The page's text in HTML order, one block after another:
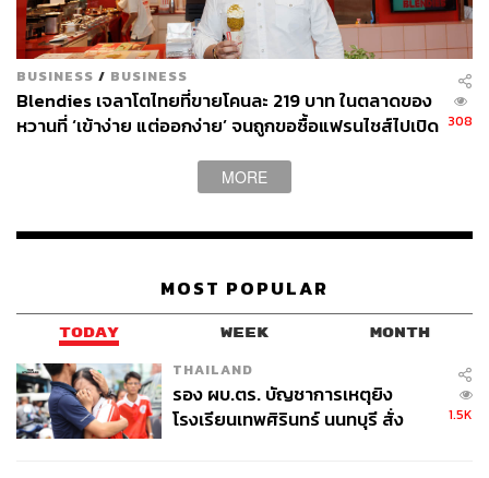
BUSINESS / BUSINESS
Blendies เจลาโตไทยที่ขายโคนละ 219 บาท ในตลาดของ
หวานที่ ‘เข้าง่าย แต่ออกง่าย’ จนถูกขอซื้อแฟรนไชส์ไปเปิด 308
MORE
MOST POPULAR
TODAY WEEK MONTH
THAILAND
รอง ผบ.ตร. บัญชาการเหตุยิง
โรงเรียนเทพศิรินทร์ นนทบุรี สั่ง
1.5K